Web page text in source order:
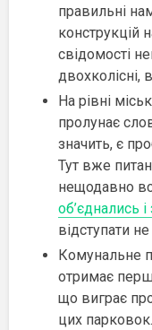
правильні
конструкцій
свідомості
двохколісні,
На рівні
пролунає
значить, є
Тут вже
нещодавно
об’єднались
відступати
Комунальне
отримає
що виграє
цих